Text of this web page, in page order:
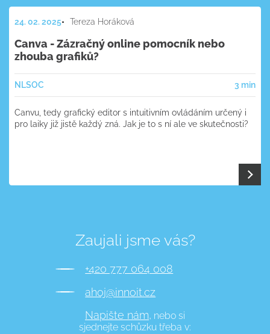
24. 02. 2025 Tereza Horáková
Canva - Zázračný online pomocník nebo
zhouba grafiků?
NLSOC 3 min
Canvu, tedy grafický editor s intuitivním ovládáním určený i
pro laiky již jistě každý zná. Jak je to s ní ale ve skutečnosti?
Zaujali jsme vás?
+420 777 064 008
ahoj@innoit.cz
Napište nám, nebo si
sjednejte schůzku třeba v: